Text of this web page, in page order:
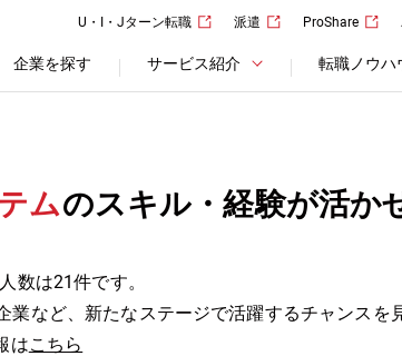
U・I・Jターン転職 派遣 ProShare
企業を探す サービス紹介 転職ノウハ
ムのスキル・経験が活か
数は21件です。
業など、新たなステージで活躍するチャンスを
はこちら